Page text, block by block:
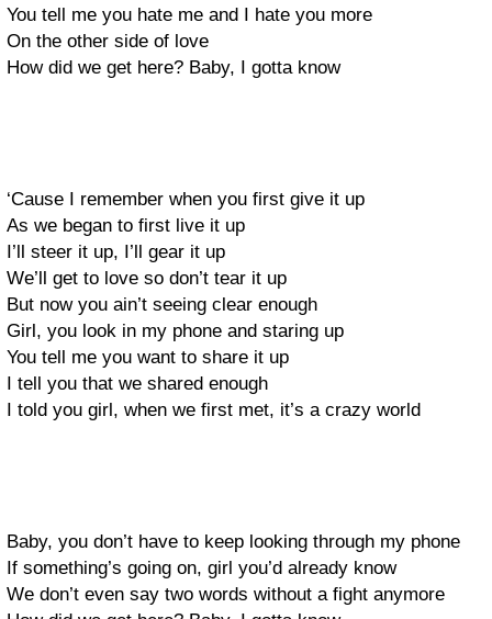
You tell me you hate me and I hate you more
On the other side of love
How did we get here? Baby, I gotta know
‘Cause I remember when you first give it up
As we began to first live it up
I’ll steer it up, I’ll gear it up
We’ll get to love so don’t tear it up
But now you ain’t seeing clear enough
Girl, you look in my phone and staring up
You tell me you want to share it up
I tell you that we shared enough
I told you girl, when we first met, it’s a crazy world
Baby, you don’t have to keep looking through my phone
If something’s going on, girl you’d already know
We don’t even say two words without a fight anymore